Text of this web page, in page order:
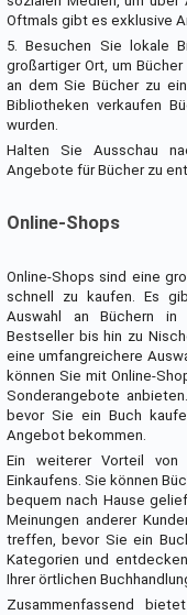
Oftmals gibt es exklusive
5. Besuchen Sie lokale
großartiger Ort, um
an dem Sie Bücher zu
Bibliotheken verkaufen
wurden.
Halten Sie Ausschau
Angebote für Bücher zu
Online-Shops
Online-Shops sind eine
schnell zu kaufen. Es
Auswahl an Büchern in
Bestseller bis hin zu
eine umfangreichere
können Sie mit Online-
Sonderangebote
bevor Sie ein Buch
Angebot bekommen.
Ein weiterer Vorteil von
Einkaufens. Sie können
bequem nach Hause
Meinungen anderer
treffen, bevor Sie ein
Kategorien und
Ihrer örtlichen
Zusammenfassend